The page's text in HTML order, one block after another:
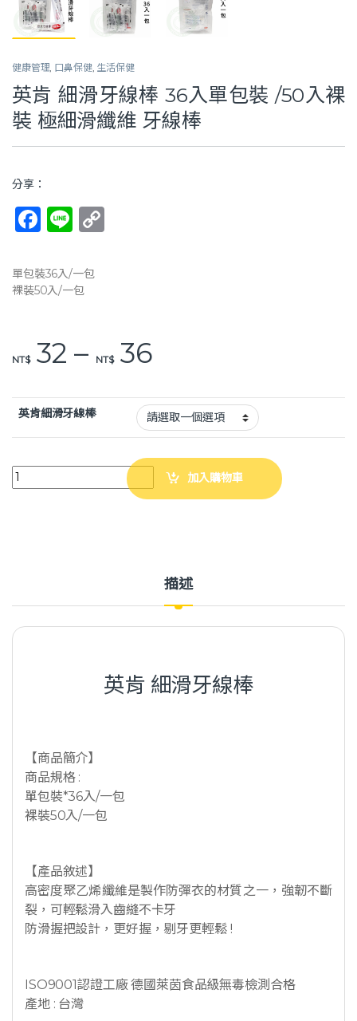
健康管理, 口鼻保健, 生活保健
英肯 細滑牙線棒 36入單包裝 /50入裸
裝 極細滑纖維 牙線棒
分享：
F
c
e
o
o
k
Li
e
k
單包裝36入/一包
裸裝50入/一包
NT$32 – NT$36
英肯細滑牙線棒
英肯 細滑牙線棒 36入單包裝 /50入裸裝 極細滑纖維 牙線棒 quantity
加入購物車
描述
英肯 細滑牙線棒
【商品簡介】
商品規格 :
單包裝*36入/一包
裸裝50入/一包
【產品敘述】
高密度聚乙烯纖維是製作防彈衣的材質之一，強韌不斷
裂，可輕鬆滑入齒縫不卡牙
防滑握把設計，更好握，剔牙更輕鬆 !
ISO9001認證工廠 德國萊茵食品級無毒檢測合格
產地 : 台灣